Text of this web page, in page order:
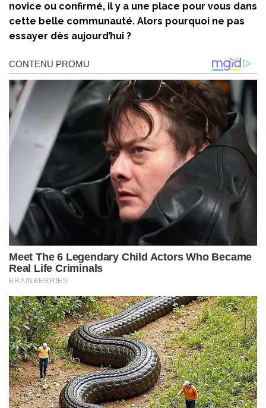
novice ou confirmé, il y a une place pour vous dans
cette belle communauté. Alors pourquoi ne pas
essayer dès aujourd’hui ?